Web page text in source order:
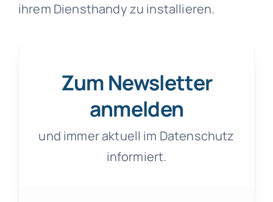
ihrem Diensthandy zu installieren.
Zum Newsletter
anmelden
und immer aktuell im Datenschutz
informiert.